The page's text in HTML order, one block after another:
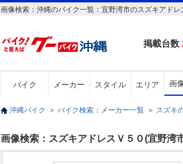
画像検索：沖縄のバイク一覧：宜野湾市のスズキアド
掲載台数
バイク メーカー スタイル エリア 画
沖縄バイク ＞ バイク検索：メーカー一覧 ＞ スズキ
画像検索：スズキアドレスＶ５０(宜野湾